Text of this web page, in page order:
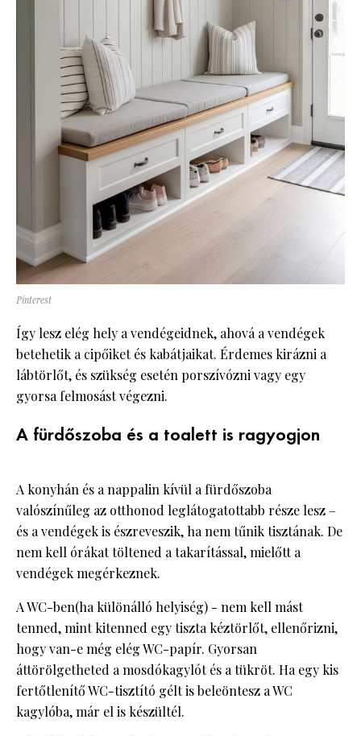
Pinterest
Így lesz elég hely a vendégeidnek, ahová a vendégek
betehetik a cipőiket és kabátjaikat. Érdemes kirázni a
lábtörlőt, és szükség esetén porszívózni vagy egy
gyorsa felmosást végezni.
A fürdőszoba és a toalett is ragyogjon
A konyhán és a nappalin kívül a fürdőszoba
valószínűleg az otthonod leglátogatottabb része lesz –
és a vendégek is észreveszik, ha nem tűnik tisztának. De
nem kell órákat töltened a takarítással, mielőtt a
vendégek megérkeznek.
A WC-ben(ha különálló helyiség) - nem kell mást
tenned, mint kitenned egy tiszta kéztörlőt, ellenőrizni,
hogy van-e még elég WC-papír. Gyorsan
áttörölgetheted a mosdókagylót és a tükröt. Ha egy kis
fertőtlenítő WC-tisztító gélt is beleöntesz a WC
kagylóba, már el is készültél.